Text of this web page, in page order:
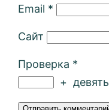
Email *
Сайт
Проверка *
+ девять